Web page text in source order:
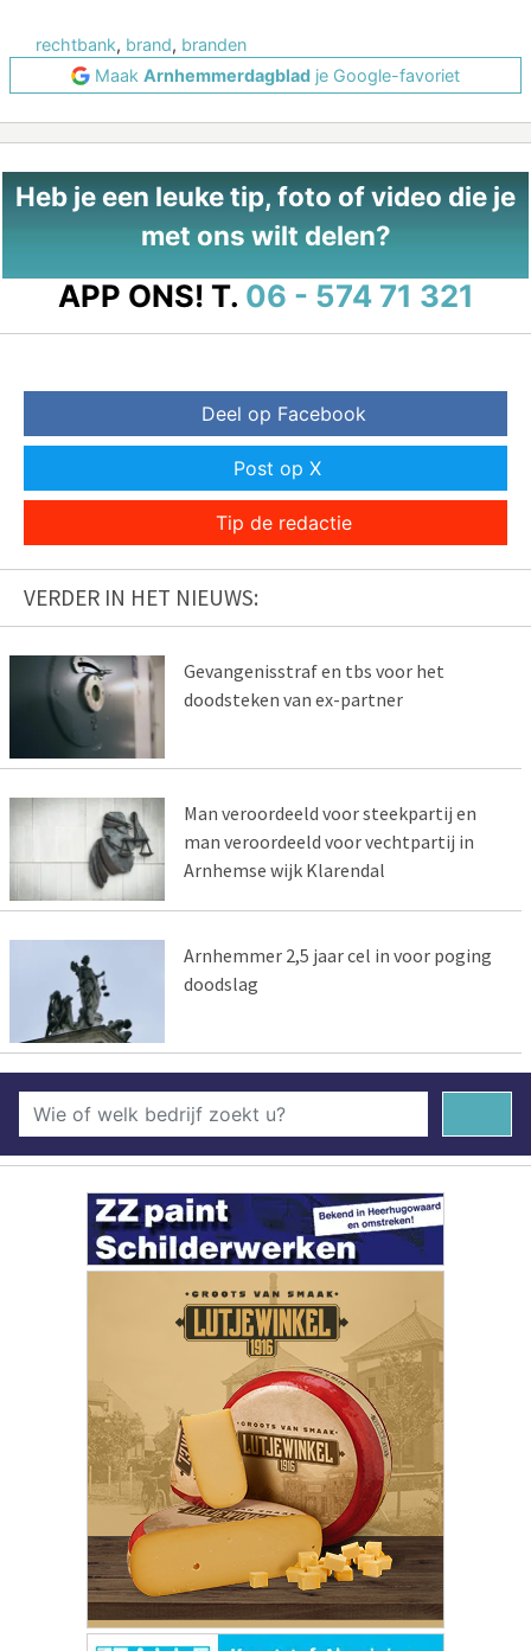
rechtbank, brand, branden
Maak Arnhemmerdagblad je Google-favoriet
Heb je een leuke tip, foto of video die je
met ons wilt delen?
APP ONS! T. 06 - 574 71 321
Deel op Facebook
Post op X
Tip de redactie
VERDER IN HET NIEUWS:
Gevangenisstraf en tbs voor het
doodsteken van ex-partner
Man veroordeeld voor steekpartij en
man veroordeeld voor vechtpartij in
Arnhemse wijk Klarendal
Arnhemmer 2,5 jaar cel in voor poging
doodslag